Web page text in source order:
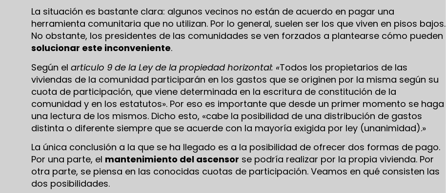
La situación es bastante clara: algunos vecinos no están de acuerdo en pagar una
herramienta comunitaria que no utilizan. Por lo general, suelen ser los que viven en pisos bajos.
No obstante, los presidentes de las comunidades se ven forzados a plantearse cómo pueden
solucionar este inconveniente.
Según el articulo 9 de la Ley de la propiedad horizontal: «Todos los propietarios de las
viviendas de la comunidad participarán en los gastos que se originen por la misma según su
cuota de participación, que viene determinada en la escritura de constitución de la
comunidad y en los estatutos». Por eso es importante que desde un primer momento se haga
una lectura de los mismos. Dicho esto, «cabe la posibilidad de una distribución de gastos
distinta o diferente siempre que se acuerde con la mayoría exigida por ley (unanimidad).»
La única conclusión a la que se ha llegado es a la posibilidad de ofrecer dos formas de pago.
Por una parte, el mantenimiento del ascensor se podría realizar por la propia vivienda. Por
otra parte, se piensa en las conocidas cuotas de participación. Veamos en qué consisten las
dos posibilidades.